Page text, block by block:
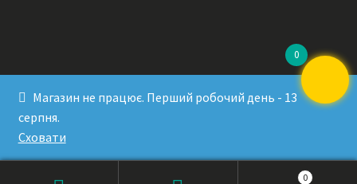
Магазин не працює. Перший робочий день - 13
серпня.
Сховати
Developed by Sergey Krinitsa
0
0